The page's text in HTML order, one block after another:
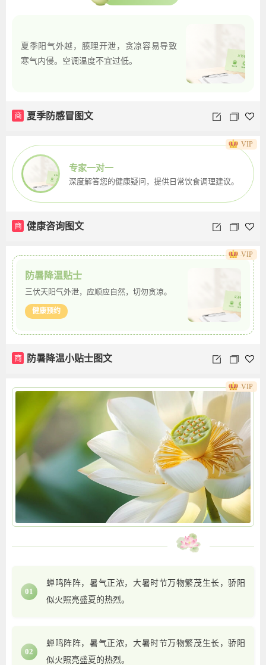
夏季阳气外越，腠理开泄，贪凉容易导致
寒气内侵。空调温度不宜过低。
商 夏季防感冒图文
专家一对一
深度解答您的健康疑问，提供日常饮食调理建议。
商 健康咨询图文
VIP
防暑降温贴士
三伏天阳气外泄，应顺应自然，切勿贪凉。
健康预约
商 防暑降温小贴士图文
VIP
01
蝉鸣阵阵，暑气正浓，大暑时节万物繁茂生长，骄阳
似火照亮盛夏的热烈。
02
蝉鸣阵阵，暑气正浓，大暑时节万物繁茂生长，骄阳
似火照亮盛夏的热烈。
VIP